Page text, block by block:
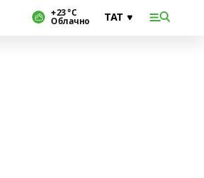
+23 °С
Облачно